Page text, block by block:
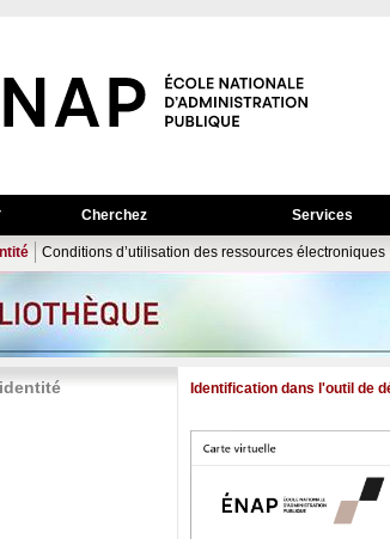
Cherchez Services
Conditions d’utilisation des ressources électroniques
Identification dans l'outil de